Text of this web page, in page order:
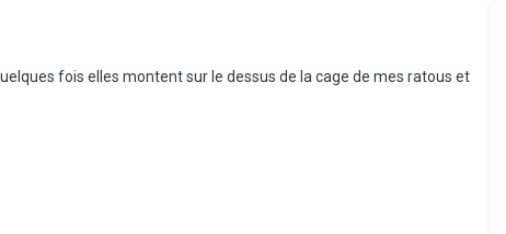
fois elles montent sur le dessus de la cage de mes ratous et